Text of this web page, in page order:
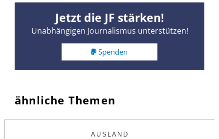
Jetzt die JF stärken!
Unabhängigen Journalismus unterstützen!
Spenden
ähnliche Themen
AUSLAND